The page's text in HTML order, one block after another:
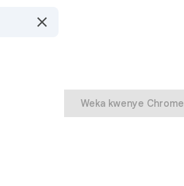
Weka kwenye Chrome